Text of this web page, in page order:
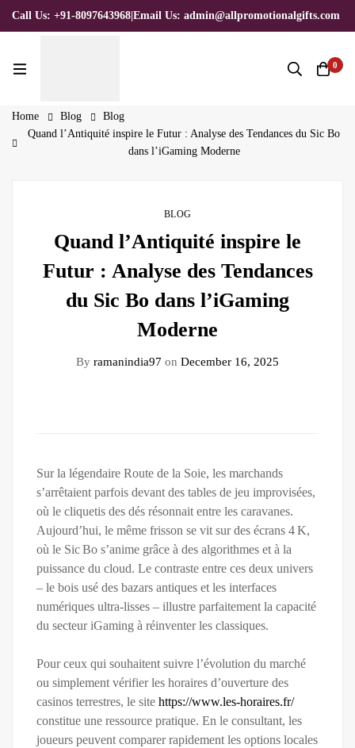
Call Us: +91-8097643968 Email Us: admin@allpromotionalgifts.com
0
Home Blog
Blog
Quand l’Antiquité inspire le Futur : Analyse des Tendances du Sic Bo
dans l’iGaming Moderne
BLOG
Quand l’Antiquité inspire le
Futur : Analyse des Tendances
du Sic Bo dans l’iGaming
Moderne
By ramanindia97 on December 16, 2025
Sur la légendaire Route de la Soie, les marchands
s’arrêtaient parfois devant des tables de jeu improvisées,
où le cliquetis des dés résonnait entre les caravanes.
Aujourd’hui, le même frisson se vit sur des écrans 4 K,
où le Sic Bo s’anime grâce à des algorithmes et à la
puissance du cloud. Le contraste entre ces deux univers
– le bois usé des bazars antiques et les interfaces
numériques ultra‑lisses – illustre parfaitement la capacité
du secteur iGaming à réinventer les classiques.
Pour ceux qui souhaitent suivre l’évolution du marché
ou simplement vérifier les horaires d’ouverture des
casinos terrestres, le site https://www.les-horaires.fr/
constitue une ressource pratique. En le consultant, les
joueurs peuvent comparer rapidement les options locales